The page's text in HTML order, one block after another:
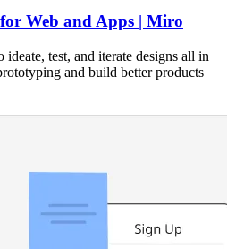
Web and Apps | Miro
test, and iterate designs all in
and build better products